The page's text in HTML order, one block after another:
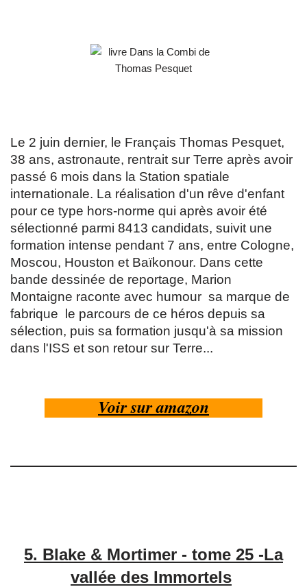
Le 2 juin dernier, le Français Thomas Pesquet,
38 ans, astronaute, rentrait sur Terre après avoir
passé 6 mois dans la Station spatiale
internationale. La réalisation d'un rêve d'enfant
pour ce type hors-norme qui après avoir été
sélectionné parmi 8413 candidats, suivit une
formation intense pendant 7 ans, entre Cologne,
Moscou, Houston et Baïkonour. Dans cette
bande dessinée de reportage, Marion
Montaigne raconte avec humour sa marque de
fabrique le parcours de ce héros depuis sa
sélection, puis sa formation jusqu'à sa mission
dans l'ISS et son retour sur Terre...
Voir sur amazon
5. Blake & Mortimer - tome 25 -La
vallée des Immortels